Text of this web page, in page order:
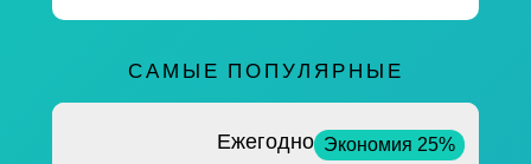
САМЫЕ ПОПУЛЯРНЫЕ
Ежегодно Экономия 25%